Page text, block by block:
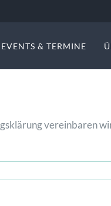
EVENTS & TERMINE
vereinbaren